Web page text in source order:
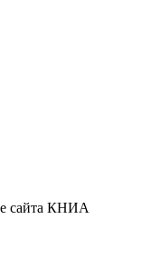
сайта КНИА